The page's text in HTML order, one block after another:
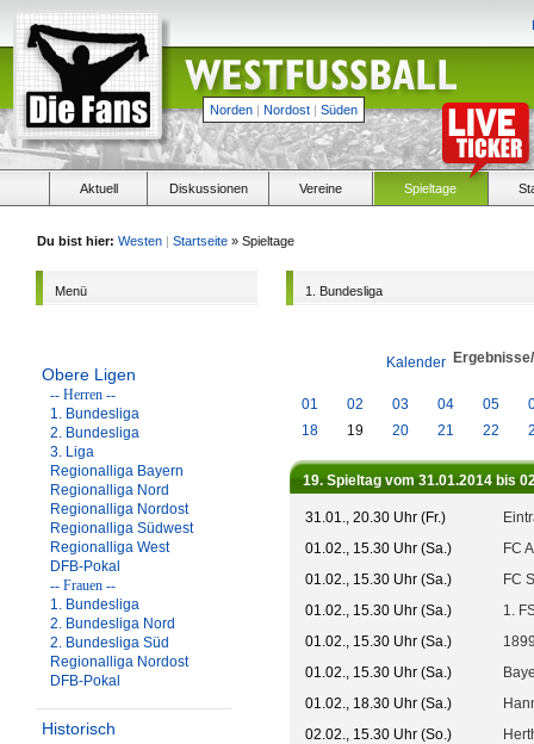
Norden | Nordost | Süden
Aktuell Diskussionen Vereine Spieltage
Du bist hier: Westen | Startseite » Spieltage
Menü
Obere Ligen
-- Herren --
1. Bundesliga
2. Bundesliga
3. Liga
Regionalliga Bayern
Regionalliga Nord
Regionalliga Nordost
Regionalliga Südwest
Regionalliga West
DFB-Pokal
-- Frauen --
1. Bundesliga
2. Bundesliga Nord
2. Bundesliga Süd
Regionalliga Nordost
DFB-Pokal
Historisch
1. Bundesliga
Kalender
01 02 03 04 05
18
19 20 21 22
19. Spieltag vom 31.01.2014 bis
31.01., 20.30 Uhr (Fr.)
01.02., 15.30 Uhr (Sa.)
FC
01.02., 15.30 Uhr (Sa.)
FC
01.02., 15.30 Uhr (Sa.)
1.
01.02., 15.30 Uhr (Sa.)
01.02., 15.30 Uhr (Sa.)
01.02., 18.30 Uhr (Sa.)
02.02., 15.30 Uhr (So.)